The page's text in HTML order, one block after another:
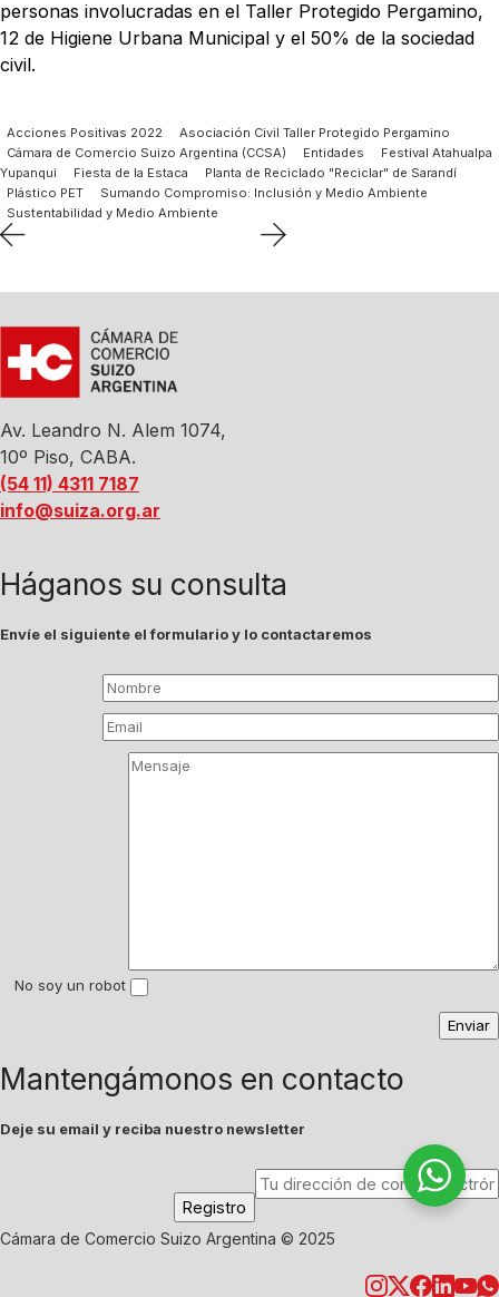
personas involucradas en el Taller Protegido Pergamino,
12 de Higiene Urbana Municipal y el 50% de la sociedad
civil.
Acciones Positivas 2022
Asociación Civil Taller Protegido Pergamino
Cámara de Comercio Suizo Argentina (CCSA)
Entidades
Festival Atahualpa
Yupanqui
Fiesta de la Estaca
Planta de Reciclado "Reciclar" de Sarandí
Plástico PET
Sumando Compromiso: Inclusión y Medio Ambiente
Sustentabilidad y Medio Ambiente
Av. Leandro N. Alem 1074,
10º Piso, CABA.
(54 11) 4311 7187
info@suiza.org.ar
Háganos su consulta
Envíe el siguiente el formulario y lo contactaremos
No soy un robot
Mantengámonos en contacto
Deje su email y reciba nuestro newsletter
Cámara de Comercio Suizo Argentina © 2025